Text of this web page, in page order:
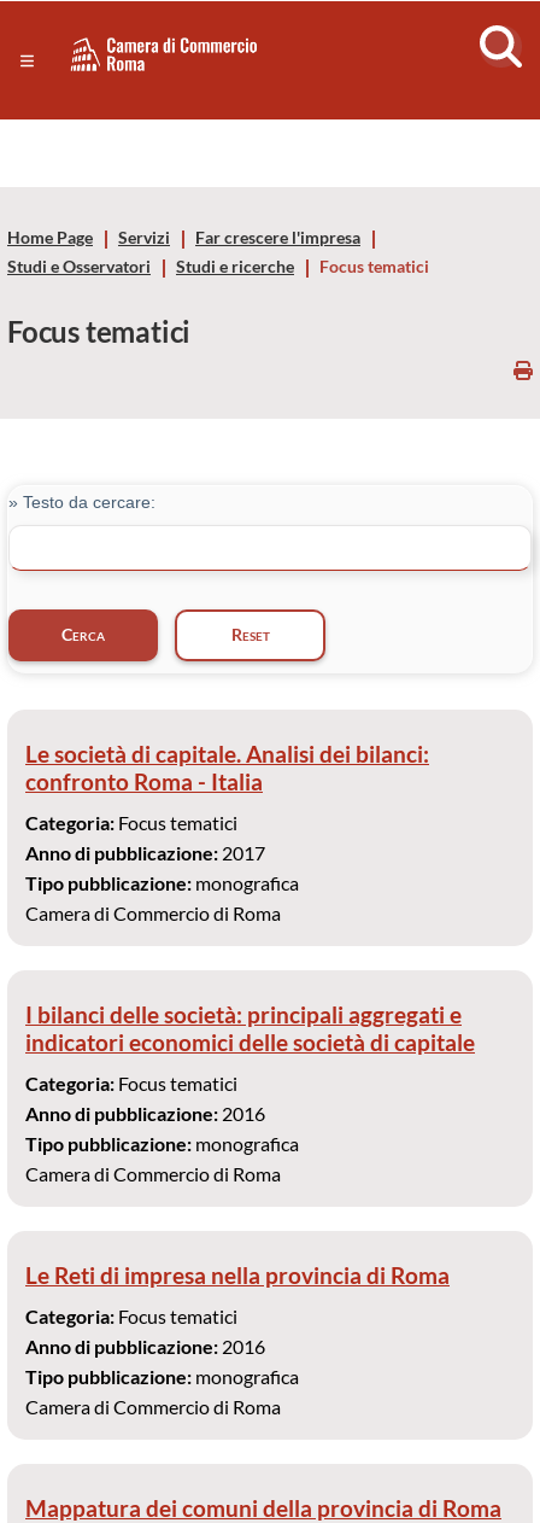
Servizi
Risorse Principali
Camera
Commercio
di
Roma
Roma
Home Page Servizi
Far crescere l'impresa
Studi e Osservatori
Studi e ricerche Focus tematici
Focus tematici
» Testo da cercare:
Le società di capitale. Analisi dei bilanci:
confronto Roma - Italia
Categoria: Focus tematici
Anno di pubblicazione: 2017
Tipo pubblicazione: monografica
Camera di Commercio di Roma
I bilanci delle società: principali aggregati e
indicatori economici delle società di capitale
Categoria: Focus tematici
Anno di pubblicazione: 2016
Tipo pubblicazione: monografica
Camera di Commercio di Roma
Le Reti di impresa nella provincia di Roma
Categoria: Focus tematici
Anno di pubblicazione: 2016
Tipo pubblicazione: monografica
Camera di Commercio di Roma
Mappatura dei comuni della provincia di Roma